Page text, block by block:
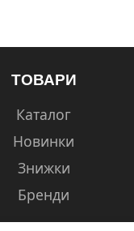
ТОВАРИ
Каталог
Новинки
Знижки
Бренди